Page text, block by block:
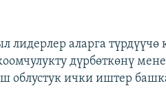
лидерлер аларга
дүрбөткөнү
облустук ички иштер